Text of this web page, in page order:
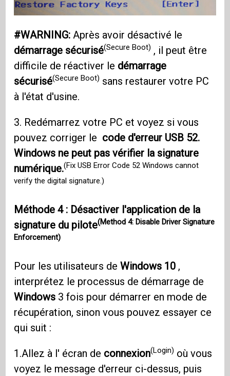
#WARNING: Après avoir désactivé le
démarrage sécurisé(Secure Boot) , il peut être
difficile de réactiver le démarrage
sécurisé(Secure Boot) sans restaurer votre PC
à l'état d'usine.
3. Redémarrez votre PC et voyez si vous
pouvez corriger le code d'erreur USB 52.
Windows ne peut pas vérifier la signature
numérique.(Fix USB Error Code 52 Windows cannot
verify the digital signature.)
Méthode 4 : Désactiver l'application de la
signature du pilote(Method 4: Disable Driver Signature
Enforcement)
Pour les utilisateurs deWindows 10 ,
interprétez le processus de démarrage de
Windows 3 fois pour démarrer en mode de
récupération, sinon vous pouvez essayer ce
qui suit :
1.Allez à l' écran de connexion(Login) où vous
voyez le message d'erreur ci-dessus, puis